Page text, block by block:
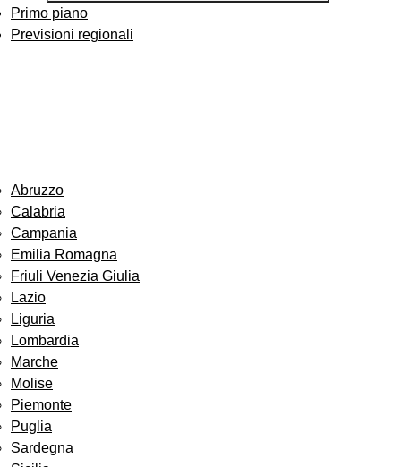
Primo piano
Previsioni regionali
Abruzzo
Calabria
Campania
Emilia Romagna
Friuli Venezia Giulia
Lazio
Liguria
Lombardia
Marche
Molise
Piemonte
Puglia
Sardegna